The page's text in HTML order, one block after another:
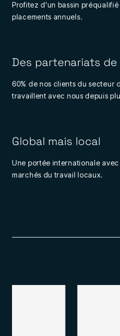
Profitez d'un bassin
placements annuels.
Des partenariats
60% de nos clients du secteur
travaillent avec nous depuis
Global mais local
Une portée internationale
marchés du travail locaux.